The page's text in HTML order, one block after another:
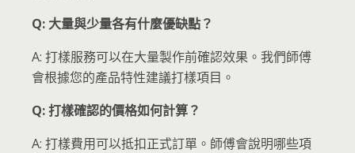
Q: 大量與少量各有什麼優缺點？
A: 打樣服務可以在大量製作前確認效果。我們師傅
會根據您的產品特性建議打樣項目。
Q: 打樣確認的價格如何計算？
A: 打樣費用可以抵扣正式訂單。師傅會說明哪些項